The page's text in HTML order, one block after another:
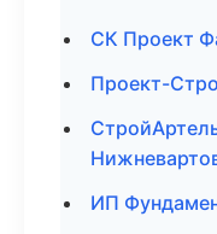
СК Проект
Проект-
ИП